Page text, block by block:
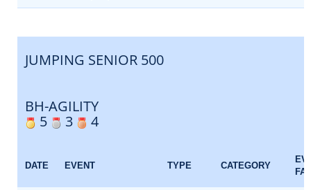
JUMPING SENIOR 500
BH-AGILITY
5
3 4
DATE EVENT TYPE CATEGORY